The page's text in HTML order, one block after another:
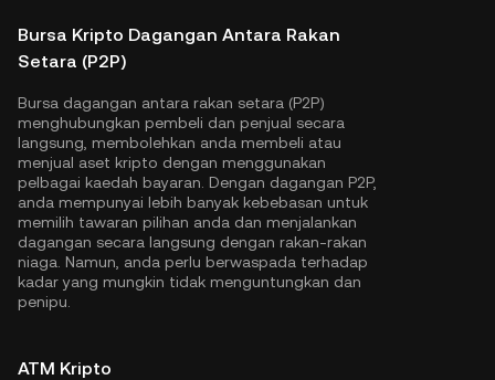
Bursa Kripto Dagangan Antara Rakan
Setara (P2P)
Bursa dagangan antara rakan setara (P2P)
menghubungkan pembeli dan penjual secara
langsung, membolehkan anda membeli atau
menjual aset kripto dengan menggunakan
pelbagai kaedah bayaran. Dengan dagangan P2P,
anda mempunyai lebih banyak kebebasan untuk
memilih tawaran pilihan anda dan menjalankan
dagangan secara langsung dengan rakan-rakan
niaga. Namun, anda perlu berwaspada terhadap
kadar yang mungkin tidak menguntungkan dan
penipu.
ATM Kripto